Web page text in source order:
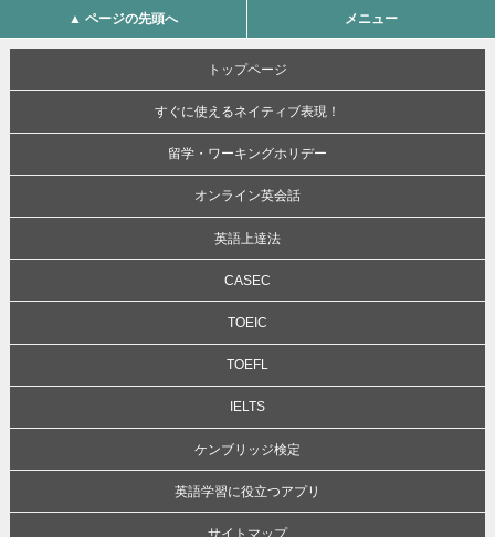
▲ ページの先頭へ メニュー
トップページ
すぐに使えるネイティブ表現！
留学・ワーキングホリデー
オンライン英会話
英語上達法
CASEC
TOEIC
TOEFL
IELTS
ケンブリッジ検定
英語学習に役立つアプリ
サイトマップ